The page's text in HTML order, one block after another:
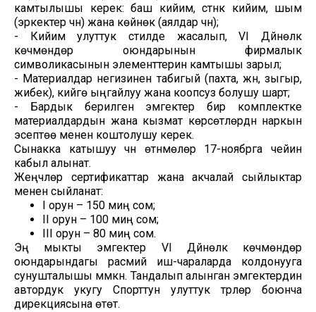
камтылышы керек: баш кийим, үстүнкү кийим, шым
(эркектер үчүн) жана көйнөк (аялдар үчүн);
- Кийим улуттук стилде жасалып, VI Дүйнөлүк
көчмөндөр оюндарынын фирмалык
символикасынын элементтерин камтышы зарыл;
- Материалдар негизинен табигый (пахта, жүн, зыгыр,
жибек), кийүүгө ыңгайлуу жана коопсуз болушу шарт;
- Бардык берилген эмгектер бир комплектке
материалдардын жана кызмат көрсөтүүлөрдүн наркын
эсептөө менен коштолушу керек.
Сынакка катышуу үчүн өтүнмөлөр 17-ноябрга чейин
кабыл алынат.
Жеңүүчүлөр сертификаттар жана акчалай сыйлыктар
менен сыйланат:
I орун – 150 миң сом;
II орун – 100 миң сом;
III орун – 80 миң сом.
Эң мыкты эмгектер VI Дүйнөлүк көчмөндөр
оюндарындагы расмий иш-чараларда колдонууга
сунушталышы мүмкүн. Тандалып алынган эмгектердин
автордук укугу Спорттун улуттук түрлөрү боюнча
дирекциясына өтөт.